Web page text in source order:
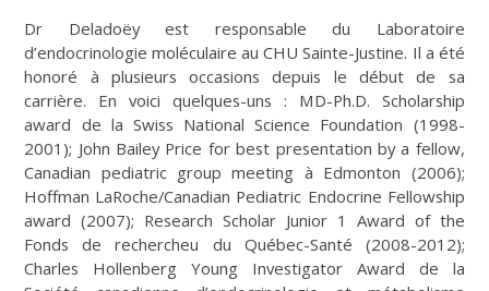
Dr Deladoëy est responsable du Laboratoire
d’endocrinologie moléculaire au CHU Sainte-Justine. Il a été
honoré à plusieurs occasions depuis le début de sa
carrière. En voici quelques-uns : MD-Ph.D. Scholarship
award de la Swiss National Science Foundation (1998-
2001); John Bailey Price for best presentation by a fellow,
Canadian pediatric group meeting à Edmonton (2006);
Hoffman LaRoche/Canadian Pediatric Endocrine Fellowship
award (2007); Research Scholar Junior 1 Award of the
Fonds de rechercheu du Québec-Santé (2008-2012);
Charles Hollenberg Young Investigator Award de la